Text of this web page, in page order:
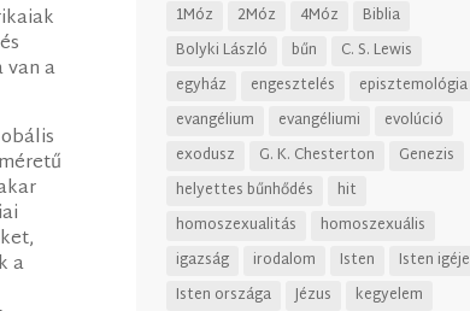
van a
a
1Móz 2Móz 4Móz
Biblia
Bolyki László
bűn
C. S. Lewis
egyház
engesztelés
episztemológia
evangélium
evangéliumi
evolúció
exodusz
G. K. Chesterton
Genezis
helyettes bűnhődés
hit
homoszexualitás
homoszexuális
igazság
irodalom Isten
Isten igéje
Isten országa
Jézus
kegyelem